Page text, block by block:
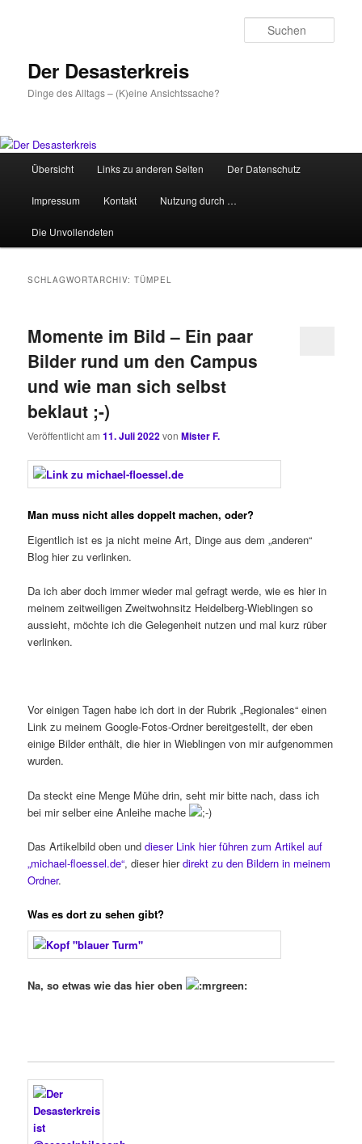
Der Desasterkreis
Dinge des Alltags – (K)eine Ansichtssache?
HauptmenüÜbersicht Links zu anderen Seiten Der Datenschutz
Impressum Kontakt Nutzung durch …
Die Unvollendeten
SCHLAGWORTARCHIV:TÜMPEL
Momente im Bild – Ein paar
Bilder rund um den Campus
und wie man sich selbst
beklaut ;-)
Veröffentlicht am11. Juli 2022vonMister F.
Man muss nicht alles doppelt machen, oder?
Eigentlich ist es ja nicht meine Art, Dinge aus dem „anderen“
Blog hier zu verlinken.
Da ich aber doch immer wieder mal gefragt werde, wie es hier in
meinem zeitweiligen Zweitwohnsitz Heidelberg-Wieblingen so
aussieht, möchte ich die Gelegenheit nutzen und mal kurz rüber
verlinken.
Vor einigen Tagen habe ich dort in der Rubrik „Regionales“ einen
Link zu meinem Google-Fotos-Ordner bereitgestellt, der eben
einige Bilder enthält, die hier in Wieblingen von mir aufgenommen
wurden.
Da steckt eine Menge Mühe drin, seht mir bitte nach, dass ich
bei mir selber eine Anleihe mache
Das Artikelbild oben unddieser Link hier führen zum Artikel auf
„michael-floessel.de“, dieser hierdirekt zu den Bildern in meinem
Ordner.
Was es dort zu sehen gibt?
Na, so etwas wie das hier oben